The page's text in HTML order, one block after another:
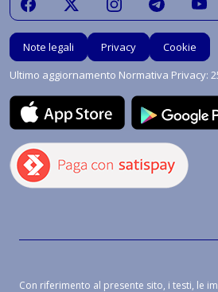
Note legali Privacy
Cookie
Ultimo aggiornamento Normativa Privacy:
Con riferimento al presente sito, i testi, le